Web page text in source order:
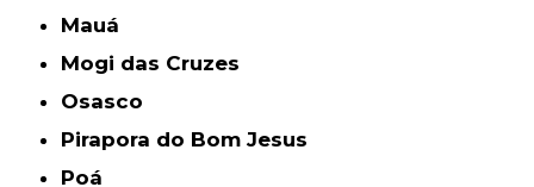
Mauá
Mogi das Cruzes
Osasco
Pirapora do Bom Jesus
Poá